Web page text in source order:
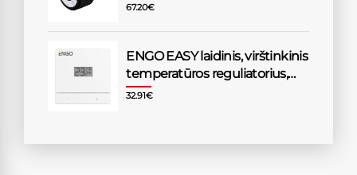
67.20€
ENGO EASY laidinis, virštinkinis
temperatūros reguliatorius,
230V, baltas
32.91€